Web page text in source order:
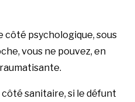
psychologique, sous
vous ne pouvez, en
sanitaire, si le défunt